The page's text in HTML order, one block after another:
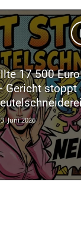
17 500 Euro
Gericht stoppt
3. Juni 2026